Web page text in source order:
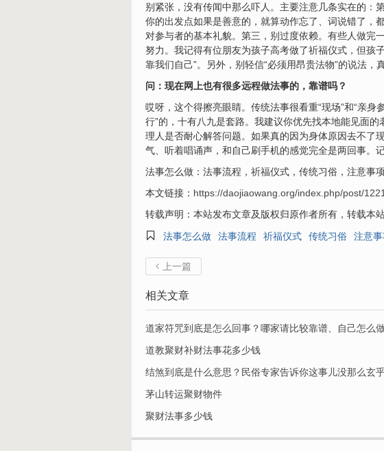
别紧张，没有传闻中那么吓人。主要注意几条实在的：
你的出发点如果是善意的，就算动作忘了、词说错了，
对参与者的基本礼貌。第三，别过度依赖。有些人做
努力。我记得有位朋友为孩子高考做了祈福仪式，但孩
靠我们自己”。另外，别轻信“必须用昂贵法物”的说法，
问：现在网上也有很多远程做法事的，靠谱吗？
哎呀，这个得擦亮眼睛。传统法事很看重“现场”和“亲
行”的，十有八九是套路。我建议你优先找本地能见面
理人是否耐心解答问题。如果真的因为身体原因去不
气、听着唱诵声，和自己刷手机的感觉完全是两回事。
法事怎么做：法事流程，祈福仪式，传统习俗，注意事项
本文链接： https://daojiaowang.org/index.php/post/
转载声明：本站发布文章及版权归原作者所有，转载本

法事怎么做 法事流程 祈福仪式 传统习俗 注意事
 上一篇
相关文章
道家符咒到底是怎么回事？哪家请比较靠谱、自己怎么
道教聚财补财法事花多少钱
结煞到底是什么意思？民俗专家告诉你这事儿没那么玄
茅山转运聚财物件
聚财法事多少钱